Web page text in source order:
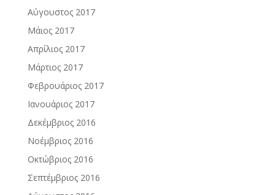
Αύγουστος 2017
Μάιος 2017
Απρίλιος 2017
Μάρτιος 2017
Φεβρουάριος 2017
Ιανουάριος 2017
Δεκέμβριος 2016
Νοέμβριος 2016
Οκτώβριος 2016
Σεπτέμβριος 2016